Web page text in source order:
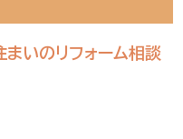
いのリフォーム相談